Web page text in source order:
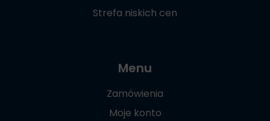
Strefa niskich cen
Menu
Zamówienia
Moje konto